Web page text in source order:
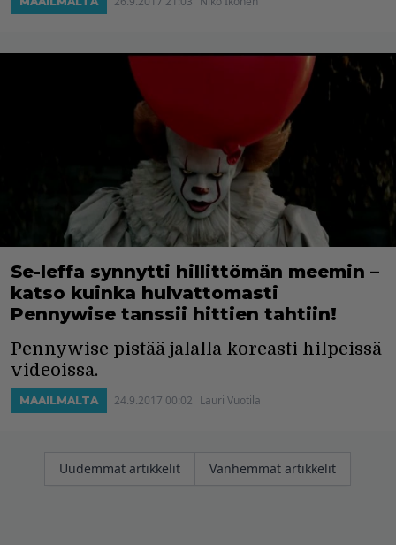
Se-leffa synnytti hillittömän meemin –
katso kuinka hulvattomasti
Pennywise tanssii hittien tahtiin!
Pennywise pistää jalalla koreasti hilpeissä
videoissa.
MAAILMALTA 24.9.2017 00:02 Lauri Vuotila
Artikkelien
Uudemmat artikkelit Vanhemmat artikkelit